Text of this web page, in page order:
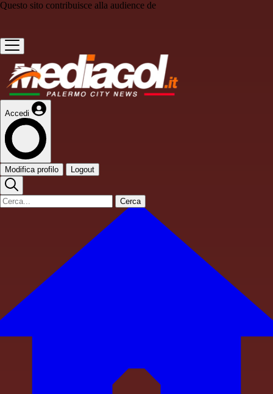
Questo sito contribuisce alla audience de
Accedi
Modifica profilo Logout
Cerca